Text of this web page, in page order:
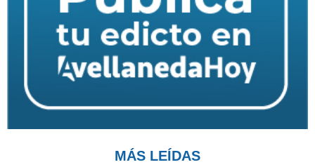
MÁS LEÍDAS